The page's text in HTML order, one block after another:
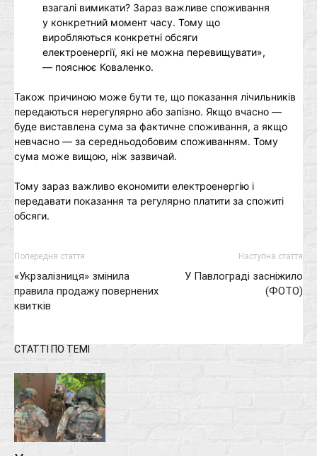
взагалі вимикати? Зараз важливе споживання
у конкретний момент часу. Тому що
виробляються конкретні обсяги
електроенергії, які не можна перевищувати»,
— пояснює Коваленко.
Також причиною може бути те, що показання лічильників
передаються нерегулярно або запізно. Якщо вчасно —
буде виставлена сума за фактичне споживання, а якщо
невчасно — за середньодобовим споживанням. Тому
сума може вищою, ніж зазвичай.
Тому зараз важливо економити електроенергію і
передавати показання та регулярно платити за спожиті
обсяги.
Попередня стаття
«Укрзалізниця» змінила
правила продажу повернених
квитків
Наступна стаття
У Павлограді засніжило
(ФОТО)
СТАТТІ ПО ТЕМІ